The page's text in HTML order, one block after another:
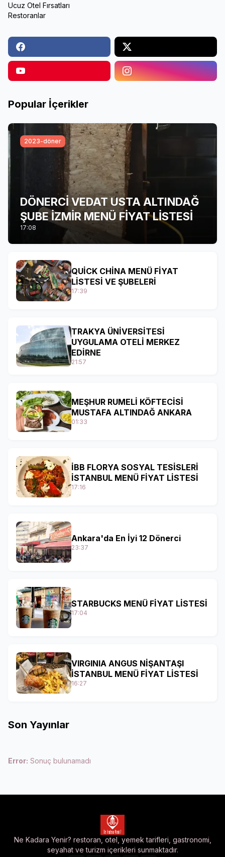
Ucuz Otel Fırsatları
Restoranlar
Popular İçerikler
2023-döner
DÖNERCİ VEDAT USTA ALTINDAĞ
ŞUBE İZMİR MENÜ FİYAT LİSTESİ
17:08
QUİCK CHİNA MENÜ FİYAT
LİSTESİ VE ŞUBELERİ
17:39
TRAKYA ÜNİVERSİTESİ
UYGULAMA OTELİ MERKEZ
EDİRNE
21:57
MEŞHUR RUMELİ KÖFTECİSİ
MUSTAFA ALTINDAĞ ANKARA
01:33
İBB FLORYA SOSYAL TESİSLERİ
İSTANBUL MENÜ FİYAT LİSTESİ
17:16
Ankara'da En İyi 12 Dönerci
23:37
STARBUCKS MENÜ FİYAT LİSTESİ
17:04
VIRGINIA ANGUS NİŞANTAŞI
İSTANBUL MENÜ FİYAT LİSTESİ
16:27
Son Yayınlar
Error: Sonuç bulunamadı
Ne Kadara Yenir? restoran, otel, yemek tarifleri, gastronomi,
seyahat ve turizm içerikleri sunmaktadır.